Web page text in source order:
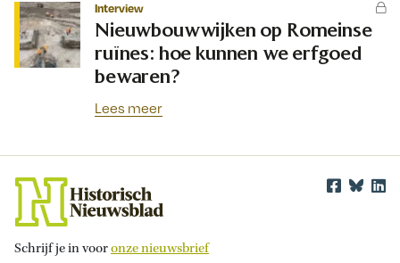
Interview
Nieuwbouwwijken op Romeinse
ruïnes: hoe kunnen we erfgoed
bewaren?
Lees meer
Schrijf je in vooronze nieuwsbrief